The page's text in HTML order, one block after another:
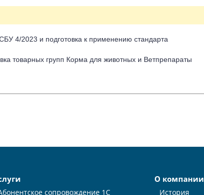
4/2023 и подготовка к применению стандарта
товарных групп Корма для животных и Ветпрепараты
сопровождение 1С
О компании
История